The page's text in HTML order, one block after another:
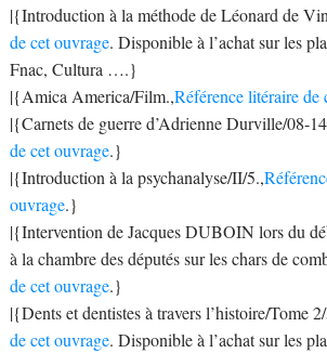
|{Introduction à la méthode de Léonard de
de cet ouvrage. Disponible à l’achat sur les
Fnac, Cultura ….}
|{Amica America/Film.,Référence litéraire de
|{Carnets de guerre d’Adrienne Durville/08-
de cet ouvrage.}
|{Introduction à la psychanalyse/II/5.,
ouvrage.}
|{Intervention de Jacques DUBOIN lors du
à la chambre des députés sur les chars de
de cet ouvrage.}
|{Dents et dentistes à travers l’histoire/Tome
de cet ouvrage. Disponible à l’achat sur les